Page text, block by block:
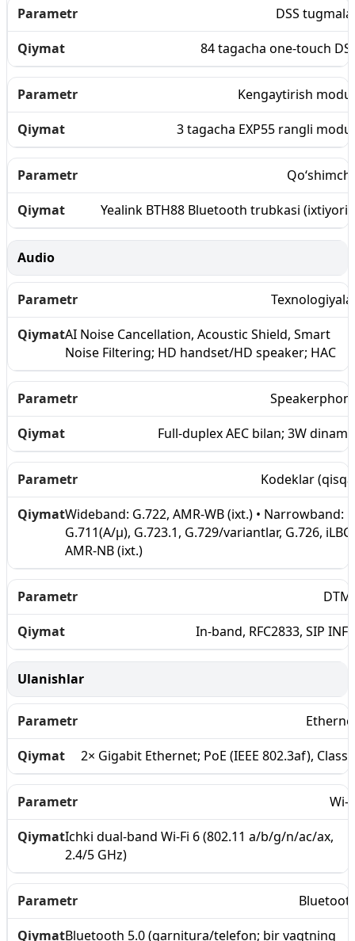
DSS
84 tagacha one-touch
Kengaytirish
3 tagacha EXP55 rangli
Yealink BTH88 Bluetooth trubkasi
Audio
AI Noise Cancellation, Acoustic Shield, Smart
Noise Filtering; HD handset/HD speaker; HAC
Full-duplex AEC bilan; 3W
Kodeklar
Wideband: G.722, AMR-WB (ixt.) • Narrowband:
G.711(A/μ), G.723.1, G.729/variantlar, G.726, iLBC,
AMR-NB (ixt.)
In-band, RFC2833, SIP
Ulanishlar
2× Gigabit Ethernet; PoE (IEEE 802.3af), Class
Wi-
Ichki dual-band Wi-Fi 6 (802.11 a/b/g/n/ac/ax,
2.4/5 GHz)
Bluetooth 5.0 (garnitura/telefon; bir vaqtning